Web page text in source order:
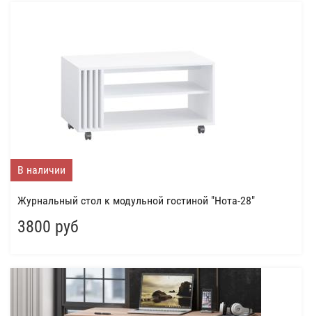
В наличии
Журнальный стол к модульной гостиной "Нота-28"
3800 руб